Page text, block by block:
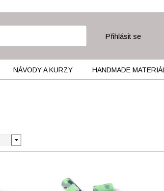
Přihlásit se
NÁVODY A KURZY HANDMADE MATERIÁL